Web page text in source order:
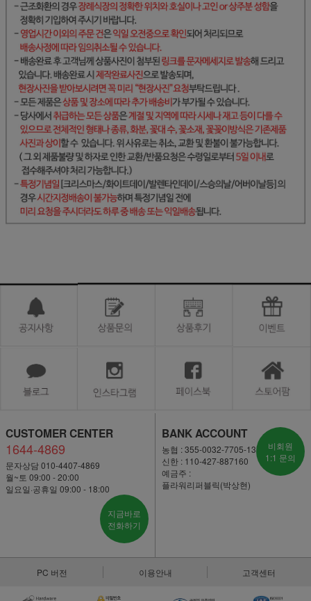
CUSTOMER CENTER
1644-4869
문자상담 010-4407-4869
월~토 09:00 - 20:00
일요일·공휴일 09:00 - 18:00
지금바로
전화하기
BANK ACCOUNT
농협 : 355-0032-7705-13
신한 : 110-427-887160
예금주 :
플라워리퍼블릭(박상현)
비회원
1:1 문의
PC 버전 이용안내 고객센터